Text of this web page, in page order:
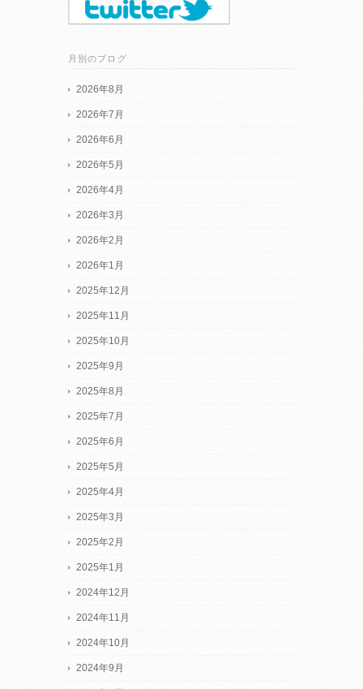
月別のブログ
2026年8月
2026年7月
2026年6月
2026年5月
2026年4月
2026年3月
2026年2月
2026年1月
2025年12月
2025年11月
2025年10月
2025年9月
2025年8月
2025年7月
2025年6月
2025年5月
2025年4月
2025年3月
2025年2月
2025年1月
2024年12月
2024年11月
2024年10月
2024年9月